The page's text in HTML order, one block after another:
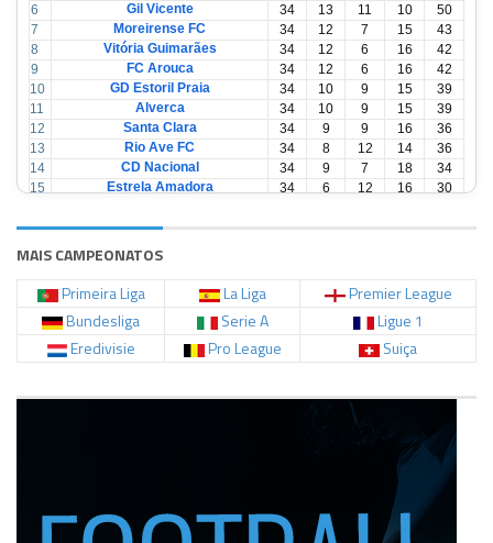
6
Gil Vicente 34 13 11 10
50
7
Moreirense FC 34 12 7 15
43
8
Vitória Guimarães 34 12 6 16
42
9
FC Arouca 34 12 6 16
42
10
GD Estoril Praia 34 10 9 15
39
11
Alverca 34 10 9 15
39
12
Santa Clara 34 9 9 16
36
13
Rio Ave FC 34 8 12 14
36
14
CD Nacional 34 9 7 18
34
15
Estrela Amadora 34 6 12 16
30
17
CD Tondela 34 6 10 18
28
18
MAIS CAMPEONATOS
Primeira Liga
La Liga
Premier League
Bundesliga
Serie A
Ligue 1
Eredivisie
Pro League Suiça